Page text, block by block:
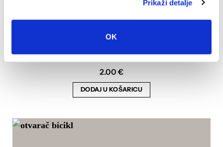
Prikaži detalje
OK
FGAG otvarač
2.00 €
DODAJ U KOŠARICU